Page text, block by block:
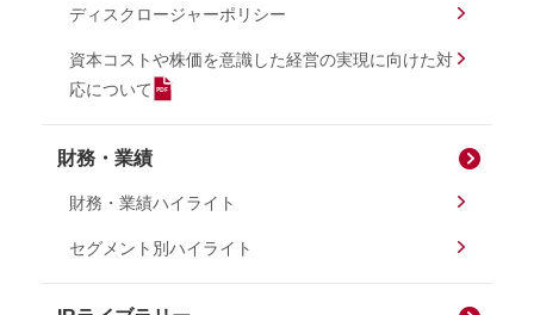
ディスクロージャーポリシー
資本コストや株価を意識した経営の実現に向けた対
応について
財務・業績
財務・業績ハイライト
セグメント別ハイライト